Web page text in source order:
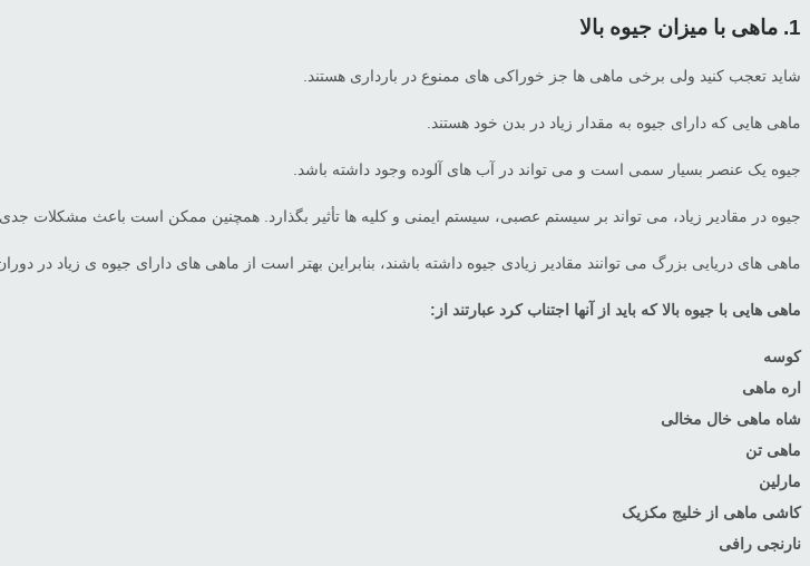
1. ماهی با میزان جیوه بالا
شاید تعجب کنید ولی برخی ماهی ها جز خوراکی های ممنوع در بارداری هستند.
ماهی هایی که دارای جیوه به مقدار زیاد در بدن خود هستند.
جیوه یک عنصر بسیار سمی است و می تواند در آب های آلوده وجود داشته باشد.
جیوه در مقادیر زیاد، می تواند بر سیستم عصبی، سیستم ایمنی و کلیه ها تأثیر بگذارد. همچنین ممکن است باعث مشکلات
ماهی های دریایی بزرگ می توانند مقادیر زیادی جیوه داشته باشند، بنابراین بهتر است از ماهی های دارای جیوه ی زیاد در
ماهی هایی با جیوه بالا که باید از آنها اجتناب کرد عبارتند از:
کوسه
اره ماهی
شاه ماهی خال مخالی
ماهی تن
مارلین
کاشی ماهی از خلیج مکزیک
نارنجی رافی